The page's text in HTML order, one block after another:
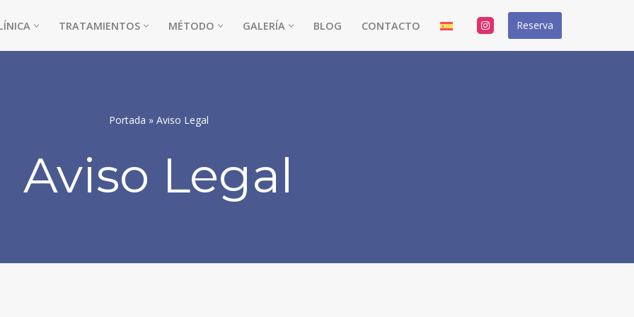
TRATAMIENTOS MÉTODO GALERÍA BLOG CONTACTO Reserva
Portada » Aviso Legal
Aviso Legal